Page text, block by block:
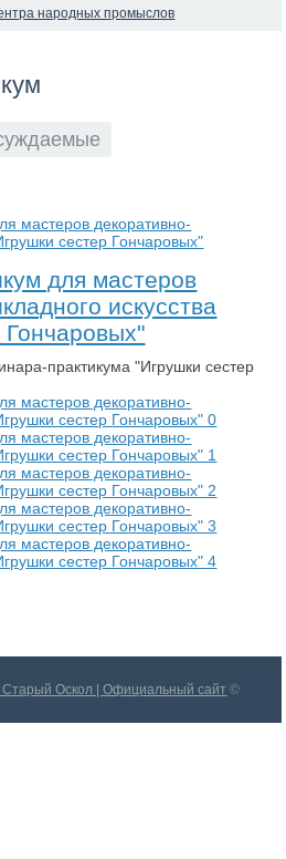
народных промыслов
для мастеров
искусства
Гончаровых"
практикума "Игрушки сестер
Оскол | Официальный сайт ©